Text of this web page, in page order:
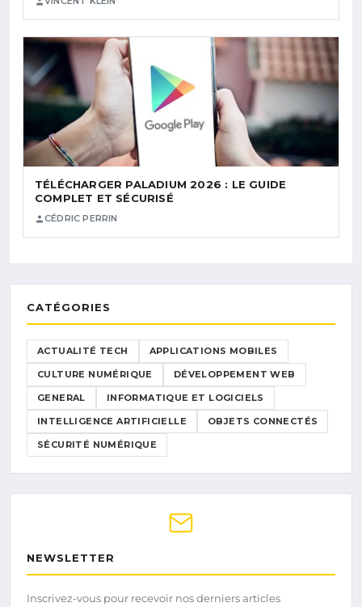
TÉLÉCHARGER PALADIUM 2026 : LE GUIDE
COMPLET ET SÉCURISÉ
CÉDRIC PERRIN
CATÉGORIES
ACTUALITÉ TECH APPLICATIONS MOBILES
CULTURE NUMÉRIQUE DÉVELOPPEMENT WEB
GENERAL INFORMATIQUE ET LOGICIELS
INTELLIGENCE ARTIFICIELLE OBJETS CONNECTÉS
SÉCURITÉ NUMÉRIQUE
NEWSLETTER
Inscrivez-vous pour recevoir nos derniers articles